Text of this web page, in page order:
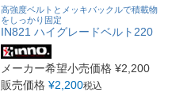
高強度ベルトとメッキバックルで積載物
をしっかり固定
IN821 ハイグレードベルト220
メーカー希望小売価格 ¥2,200
販売価格 ¥2,200税込